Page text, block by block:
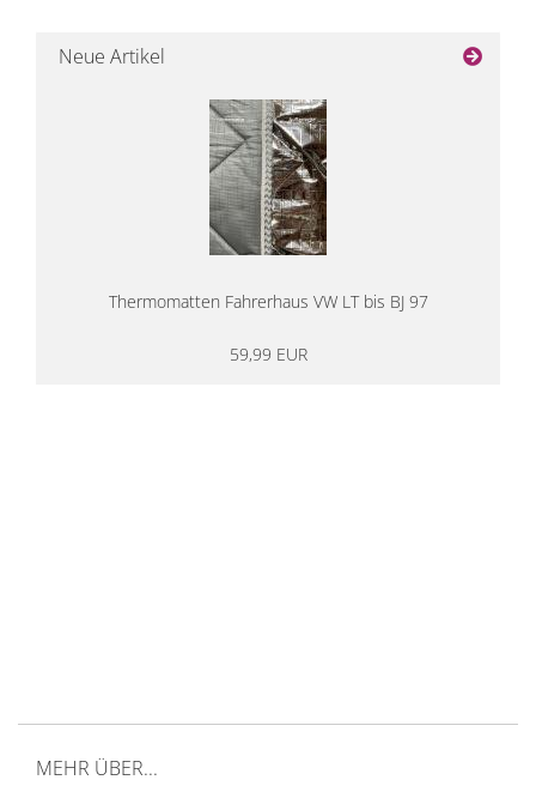
Neue Artikel
Thermomatten Fahrerhaus VW LT bis BJ 97
59,99 EUR
MEHR ÜBER...